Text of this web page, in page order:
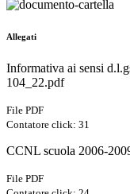
Allegati
Informativa ai sensi
104_22.pdf
File PDF
Contatore click: 31
CCNL scuola 2006-
File PDF